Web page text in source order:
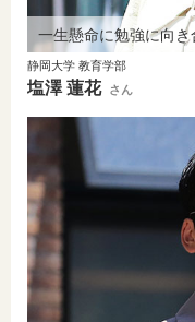
静岡大学 教育学部
塩澤 蓮花 さん